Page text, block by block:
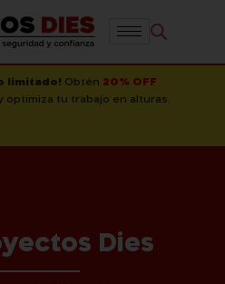
limitado! Obtén 20% OFF
optimiza tu trabajo en alturas.
Dies